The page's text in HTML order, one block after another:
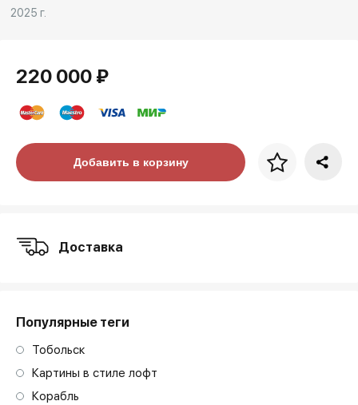
2025 г.
220 000 ₽
Цена за багетДобавить в корзину
Доставка
Популярные теги
Тобольск
Картины в стиле лофт
Корабль